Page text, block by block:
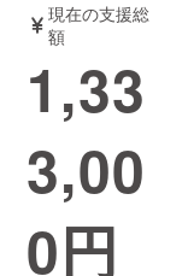
書籍・雑誌
チャレンジ
現在の支援総
額
1,33
3,00
0円